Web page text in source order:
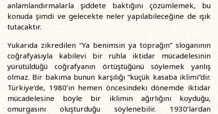
anlamlandırmalarla şiddete baktığını çözümlemek, bu
konuda şimdi ve gelecekte neler yapılabileceğine de ışık
tutacaktır.
Yukarıda zikredilen “Ya benimsin ya toprağın” sloganının
coğrafyasıyla kabilevi bir ruhla iktidar mücadelesinin
yürütüldüğü coğrafyanın örtüştüğünü söylemek yanlış
olmaz. Bir bakıma bunun karşılığı “küçük kasaba iklimi”dir.
Türkiye’de, 1980’in hemen öncesindeki dönemde iktidar
mücadelesine böyle bir iklimin ağırlığını koyduğu,
omurgasını oluşturduğu söylenebilir. 1930’lardan